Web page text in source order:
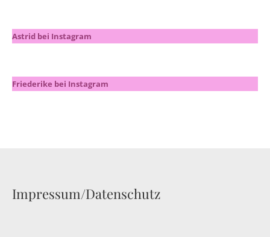
Astrid bei Instagram
Friederike bei Instagram
Impressum/Datenschutz